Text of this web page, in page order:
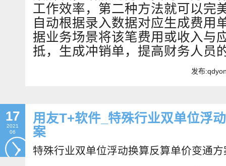
工作效率，第二种方法就可以完
自动根据录入数据对应生成费用
据业务场景将该笔费用或收入与
抵，生成冲销单，提高财务人员
发布
17
2021
06
用友T+软件_特殊行业双单位浮
案
特殊行业双单位浮动换算反算单价变通